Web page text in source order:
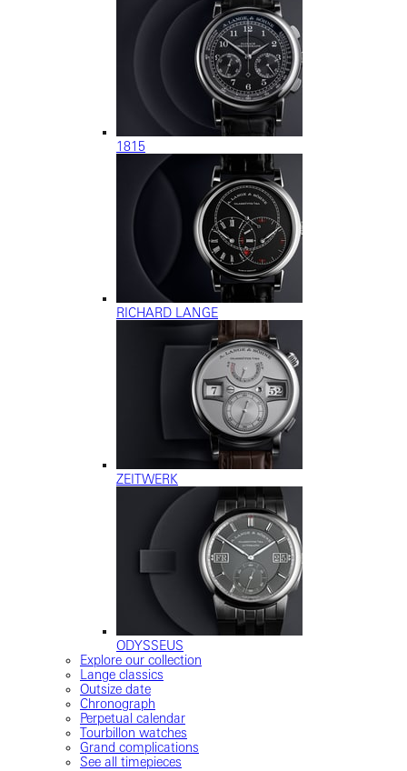
1815
RICHARD LANGE
ZEITWERK
ODYSSEUS
Explore our collection
Lange classics
Outsize date
Chronograph
Perpetual calendar
Tourbillon watches
Grand complications
See all timepieces